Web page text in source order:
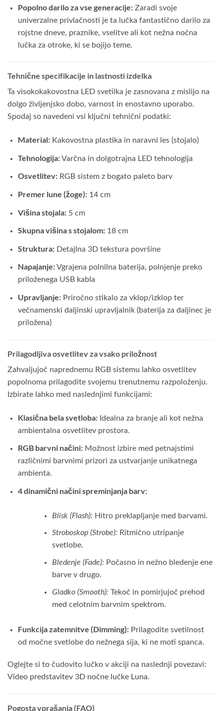
Popolno darilo za vse generacije:Zaradi svoje
univerzalne privlačnosti je ta lučka fantastično darilo za
rojstne dneve, praznike, vselitve ali kot nežna nočna
lučka za otroke, ki se bojijo teme.
Tehnične specifikacije in lastnosti izdelka
Ta visokokakovostna LED svetilka je zasnovana z mislijo na
dolgo življenjsko dobo, varnost in enostavno uporabo.
Spodaj so navedeni vsi ključni tehnični podatki:
Material:Kakovostna plastika in naravni les (stojalo)
Tehnologija:Varčna in dolgotrajna LED tehnologija
Osvetlitev:RGB sistem z bogato paleto barv
Premer lune (žoge):14 cm
Višina stojala:5 cm
Skupna višina s stojalom:18 cm
Struktura:Detajlna 3D tekstura površine
Napajanje:Vgrajena polnilna baterija, polnjenje preko
priloženega USB kabla
Upravljanje:Priročno stikalo za vklop/izklop ter
večnamenski daljinski upravljalnik (baterija za daljinec je
priložena)
Prilagodljiva osvetlitev za vsako priložnost
Zahvaljujoč naprednemu RGB sistemu lahko osvetlitev
popolnoma prilagodite svojemu trenutnemu razpoloženju.
Izbirate lahko med naslednjimi funkcijami:
Klasična bela svetloba:Idealna za branje ali kot nežna
ambientalna osvetlitev prostora.
RGB barvni načini:Možnost izbire med petnajstimi
različnimi barvnimi prizori za ustvarjanje unikatnega
ambienta.
4 dinamični načini spreminjanja barv:
Blisk (Flash): Hitro preklapljanje med barvami.
Stroboskop (Strobe): Ritmično utripanje
svetlobe.
Bledenje (Fade): Počasno in nežno bledenje ene
barve v drugo.
Gladko (Smooth): Tekoč in pomirjujoč prehod
med celotnim barvnim spektrom.
Funkcija zatemnitve (Dimming):Prilagodite svetilnost
od močne svetlobe do nežnega sija, ki ne moti spanca.
Oglejte si to čudovito lučko v akciji na naslednji povezavi:
Video predstavitev 3D nočne lučke Luna.
Pogosta vprašanja (FAQ)